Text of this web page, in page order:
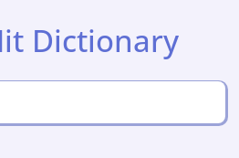
Dictionary